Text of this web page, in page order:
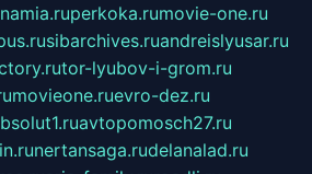
perkoka.rumovie-one.ru
sibarchives.ruandreislyusar.ru
tor-lyubov-i-grom.ru
movieone.ruevro-dez.ru
avtopomosch27.ru
nertansaga.rudelanalad.ru